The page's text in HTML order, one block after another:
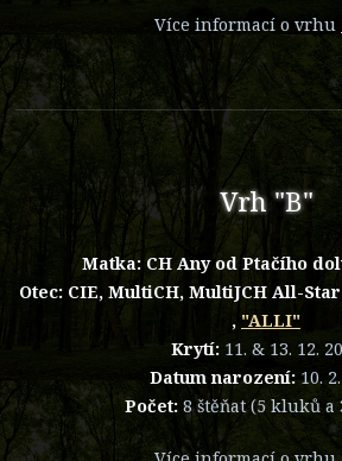
Více informací o vrhu
Vrh "B"
Matka: CH Any od Ptačího
Otec: CIE, MultiCH, MultiJCH All-
, "ALLI"
Krytí:11. & 13. 12.
Datum narození:10.
Počet: 8 štěňat (5 kluků a